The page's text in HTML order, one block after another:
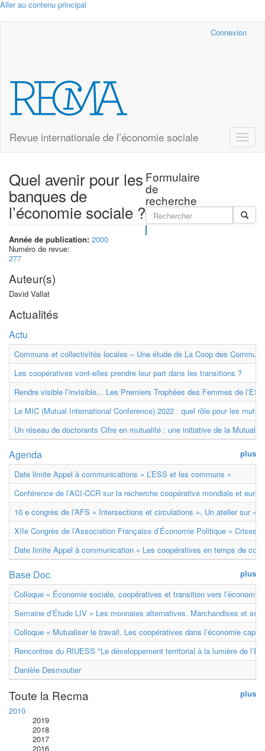
Aller au contenu principal
Connexion
Revue internationale de l’économie sociale
Toggle
Formulaire
de
recherche
Quel avenir pour les
banques de
l’économie sociale ?
Année de publication: 2000
Numéro de revue:
277
Auteur(s)
David Vallat
Actualités
Actu
Communs et collectivités locales – Une étude de La Coop des
Les coopératives vont-elles prendre leur part dans les transitions ?
Rendre visible l’invisible... Les Premiers Trophées des Femmes de
Le MIC (Mutual International Conference) 2022 : quel rôle pour les
Un réseau de doctorants Cifre en mutualité : une initiative de la
plus
Agenda
Date limite Appel à communications « L’ESS et les communs »
Conférence de l’ACI-CCR sur la recherche coopérative mondiale et
10 e congrès de l’AFS « Intersections et circulations ». Un atelier sur «
XIIe Congrès de l’Association Française d’Économie Politique « Crises
Date limite Appel à communication « Les coopératives en temps de
plus
Base Doc
Colloque « Économie sociale, coopératives et transition vers
Semaine d’Étude LIV « Les monnaies alternatives. Marchandises et
Colloque « Mutualiser le travail. Les coopératives dans l’économie
Rencontres du RIUESS "Le développement territorial à la lumière de
Danièle Desmoutier
plus
Toute la Recma
2010
2019
2018
2017
2016